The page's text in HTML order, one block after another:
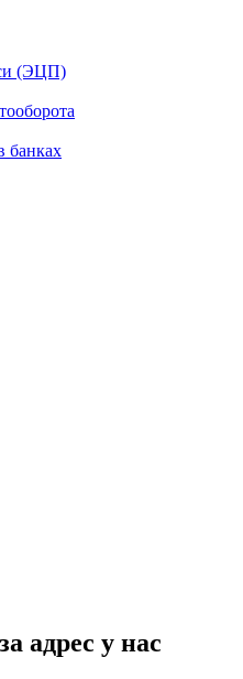
(ЭЦП)
банках
адрес у нас